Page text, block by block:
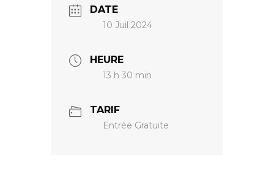
DATE
10 Juil 2024
HEURE
13 h 30 min
TARIF
Entrée Gratuite